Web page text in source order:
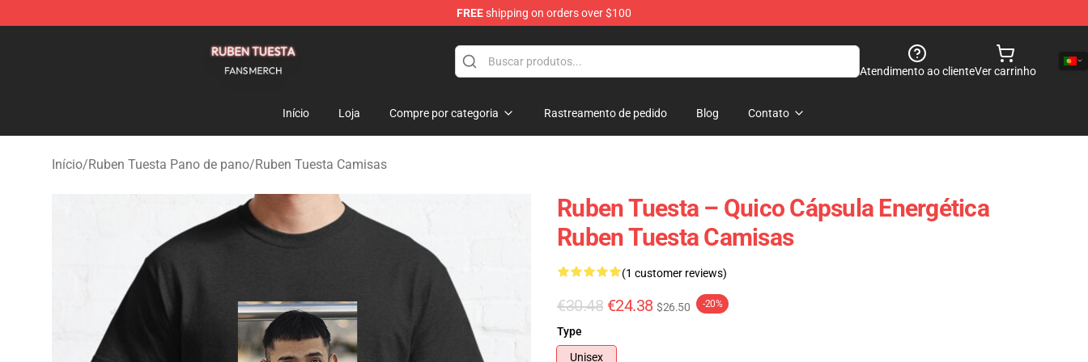
FREEshipping on orders over $100
Atendimento ao clienteVer carrinho
Início Loja Compre por categoria Rastreamento de pedido Blog Contato
Início/Ruben Tuesta Pano de pano/Ruben Tuesta Camisas
Ruben Tuesta – Quico Cápsula Energética
Ruben Tuesta Camisas
(1 customer reviews)
€30.48 €24.38 $26.50 -20%
Type
Unisex